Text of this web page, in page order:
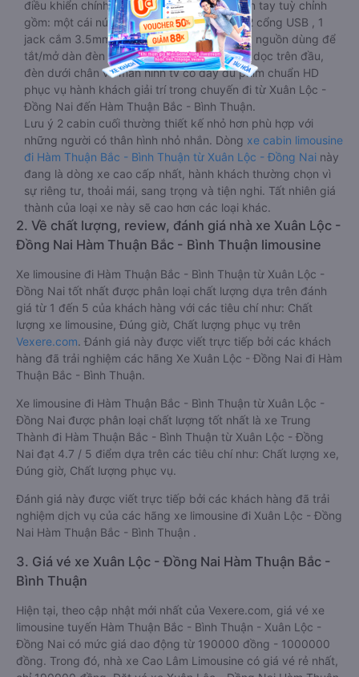
điều khiển chính nằm ngay cạnh đầu để tiện tay tuỳ chỉnh
gồm: một cái nút to đùng để gọi tiếp viên, 2 cổng USB , 1
jack cắm 3.5mm và 3 cái nút có biểu tượng nguồn dùng để
tắt/mở dàn đèn chính của buồng nằm chạy dọc trên đầu,
đèn dưới chân và màn hình tv có đầy đủ phim chuẩn HD
phục vụ hành khách giải trí trong chuyến đi từ Xuân Lộc -
Đồng Nai đến Hàm Thuận Bắc - Bình Thuận.
Lưu ý 2 cabin cuối thường thiết kế nhỏ hơn phù hợp với
những người có thân hình nhỏ nhắn. Dòng xe cabin limousine
đi Hàm Thuận Bắc - Bình Thuận từ Xuân Lộc - Đồng Nai này
đang là dòng xe cao cấp nhất, hành khách thường chọn vì
sự riêng tư, thoải mái, sang trọng và tiện nghi. Tất nhiên giá
thành của loại xe này sẽ cao hơn các loại khác.
2. Về chất lượng, review, đánh giá nhà xe Xuân Lộc -
Đồng Nai Hàm Thuận Bắc - Bình Thuận limousine
Xe limousine đi Hàm Thuận Bắc - Bình Thuận từ Xuân Lộc -
Đồng Nai tốt nhất được phân loại chất lượng dựa trên đánh
giá từ 1 đến 5 của khách hàng với các tiêu chí như: Chất
lượng xe limousine, Đúng giờ, Chất lượng phục vụ trên
Vexere.com. Đánh giá này được viết trực tiếp bởi các khách
hàng đã trải nghiệm các hãng Xe Xuân Lộc - Đồng Nai đi Hàm
Thuận Bắc - Bình Thuận.
Xe limousine đi Hàm Thuận Bắc - Bình Thuận từ Xuân Lộc -
Đồng Nai được phân loại chất lượng tốt nhất là xe Trung
Thành đi Hàm Thuận Bắc - Bình Thuận từ Xuân Lộc - Đồng
Nai đạt 4.7 / 5 điểm dựa trên các tiêu chí như: Chất lượng xe,
Đúng giờ, Chất lượng phục vụ.
Đánh giá này được viết trực tiếp bởi các khách hàng đã trải
nghiệm dịch vụ của các hãng xe limousine đi Xuân Lộc - Đồng
Nai Hàm Thuận Bắc - Bình Thuận .
3. Giá vé xe Xuân Lộc - Đồng Nai Hàm Thuận Bắc -
Bình Thuận
Hiện tại, theo cập nhật mới nhất của Vexere.com, giá vé xe
limousine tuyến Hàm Thuận Bắc - Bình Thuận - Xuân Lộc -
Đồng Nai có mức giá dao động từ 190000 đồng - 1000000
đồng. Trong đó, nhà xe Cao Lâm Limousine có giá vé rẻ nhất,